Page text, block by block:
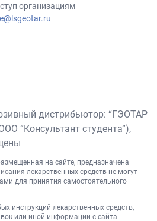
организациям
дистрибьютор: “ГЭОТАР
“Консультант студента”),
на сайте, предназначена
лекарственных средств не могут
для принятия самостоятельного
инструкций лекарственных средств,
или иной информации с сайта